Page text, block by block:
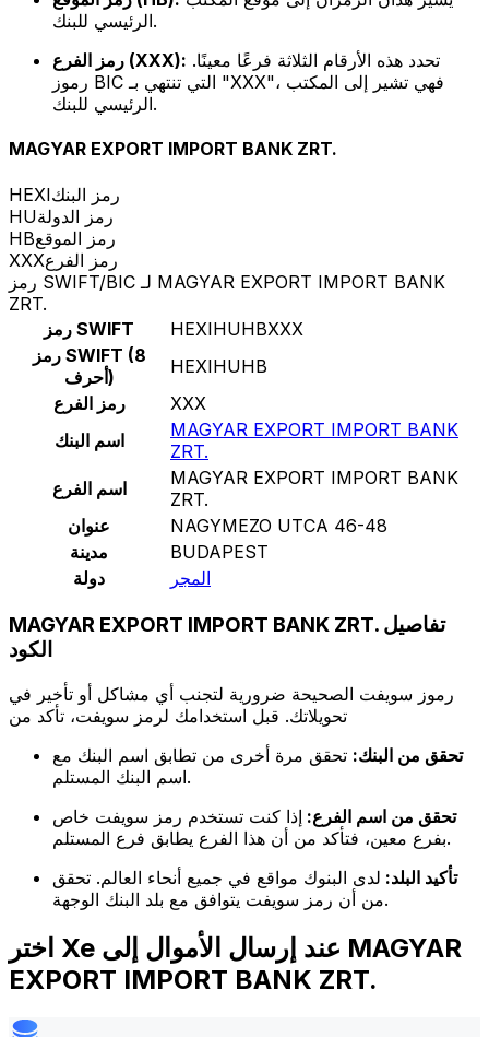
الرئيسي للبنك.
رمز الفرع (XXX):
رموز BIC التي تنتهي بـ "XXX"، فهي تشير إلى المكتب
الرئيسي للبنك.
MAGYAR EXPORT IMPORT BANK ZRT.
HEXIرمز البنك
HUرمز الدولة
HBرمز الموقع
XXXرمز الفرع
رمز SWIFT/BIC لـ MAGYAR EXPORT IMPORT BANK
ZRT.
رمز SWIFT
HEXIHUHBXXX
رمز SWIFT (8
أحرف)
HEXIHUHB
رمز الفرع
XXX
اسم البنك
MAGYAR EXPORT IMPORT BANK
ZRT.
اسم الفرع
MAGYAR EXPORT IMPORT BANK
ZRT.
عنوان
NAGYMEZO UTCA 46-48
مدينة
BUDAPEST
دولة
المجر
MAGYAR EXPORT IMPORT BANK ZRT. تفاصيل
الكود
رموز سويفت الصحيحة ضرورية لتجنب أي مشاكل أو تأخير في
تحويلاتك. قبل استخدامك لرمز سويفت، تأكد من
تحقق من البنك: تحقق مرة أخرى من تطابق اسم البنك مع
اسم البنك المستلم.
تحقق من اسم الفرع: إذا كنت تستخدم رمز سويفت خاص
بفرع معين، فتأكد من أن هذا الفرع يطابق فرع المستلم.
تأكيد البلد: لدى البنوك مواقع في جميع أنحاء العالم. تحقق
من أن رمز سويفت يتوافق مع بلد البنك الوجهة.
اختر Xe عند إرسال الأموال إلى MAGYAR
EXPORT IMPORT BANK ZRT.